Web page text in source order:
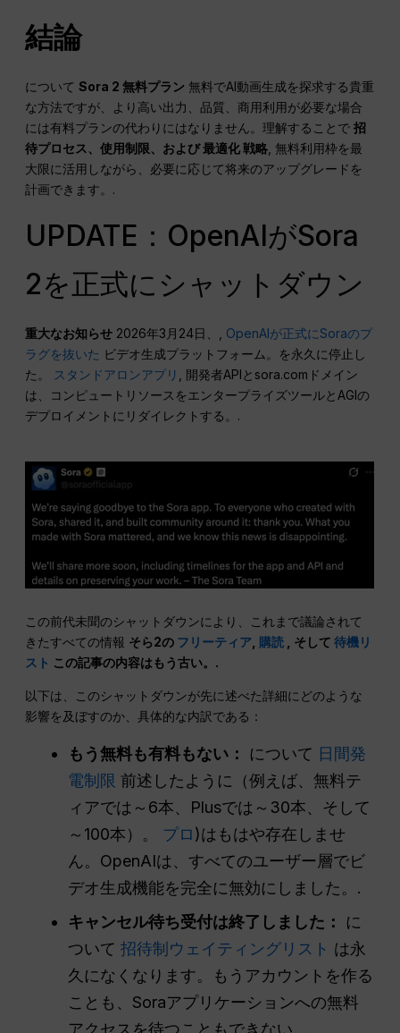
結論
についてSora 2 無料プラン 無料でAI動画生成を探求する貴重
な方法ですが、より高い出力、品質、商用利用が必要な場合
には有料プランの代わりにはなりません。理解することで招
待プロセス、使用制限、および最適化戦略 , 無料利用枠を最
大限に活用しながら、必要に応じて将来のアップグレードを
計画できます。.
UPDATE：OpenAIがSora
2を正式にシャットダウン
重大なお知らせ 2026年3月24日、, OpenAIが正式にSoraのプ
ラグを抜いた ビデオ生成プラットフォーム。を永久に停止し
た。 スタンドアロンアプリ , 開発者APIとsora.comドメイン
は、コンピュートリソースをエンタープライズツールとAGIの
デプロイメントにリダイレクトする。.
この前代未聞のシャットダウンにより、これまで議論されて
きたすべての情報 そら2の フリーティア 購読 , そして待機リ
スト この記事の内容はもう古い。.
以下は、このシャットダウンが先に述べた詳細にどのような
影響を及ぼすのか、具体的な内訳である：
もう無料も有料もない： について 日間発
電制限 前述したように（例えば、無料テ
ィアでは～6本、Plusでは～30本、そして
～100本）。 プロ)はもはや存在しませ
ん。OpenAIは、すべてのユーザー層でビ
デオ生成機能を完全に無効にしました。.
キャンセル待ち受付は終了しました：
に
ついて招待制ウェイティングリスト は永
久になくなります。もうアカウントを作る
ことも、Soraアプリケーションへの無料
アクセスを待つこともできない。.